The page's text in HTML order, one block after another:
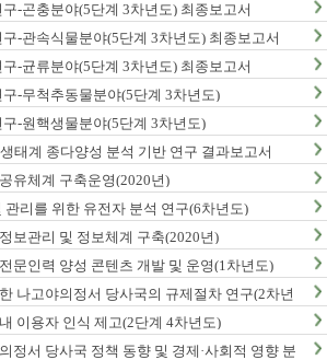
-곤충분야(5단계 3차년도) 최종보고서
-관속식물분야(5단계 3차년도) 최종보고서
-균류분야(5단계 3차년도) 최종보고서
구-무척추동물분야(5단계 3차년도)
구-원핵생물분야(5단계 3차년도)
태계 종다양성 분석 기반 연구 결과보고서
유체계 구축운영(2020년)
관리를 위한 유전자 분석 연구(6차년도)
보관리 및 정보체계 구축(2020년)
문인력 양성 콘텐츠 개발 및 운영(1차년도)
나고야의정서 당사국의 규제절차 연구(2차년
이용자 인식 제고(2단계 4차년도)
정서 당사국 정책 동향 및 경제·사회적 영향 분